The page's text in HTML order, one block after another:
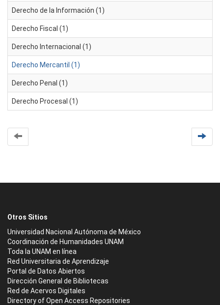
Derecho de la Información (1)
Derecho Fiscal (1)
Derecho Internacional (1)
Derecho Mercantil (1)
Derecho Penal (1)
Derecho Procesal (1)
Otros Sitios
Universidad Nacional Autónoma de México
Coordinación de Humanidades UNAM
Toda la UNAM en línea
Red Universitaria de Aprendizaje
Portal de Datos Abiertos
Dirección General de Bibliotecas
Red de Acervos Digitales
Directory of Open Access Repositories